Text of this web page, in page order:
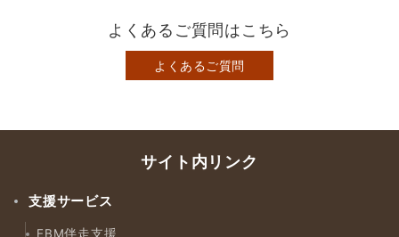
よくあるご質問はこちら
よくあるご質問
サイト内リンク
支援サービス
EBM伴走支援